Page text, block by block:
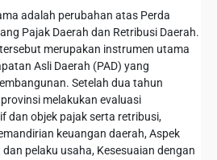
adalah perubahan atas Perda
Pajak Daerah dan Retribusi Daerah.
merupakan instrumen utama
Asli Daerah (PAD) yang
Setelah dua tahun
melakukan evaluasi
dan objek pajak serta retribusi,
keuangan daerah, Aspek
pelaku usaha, Kesesuaian dengan